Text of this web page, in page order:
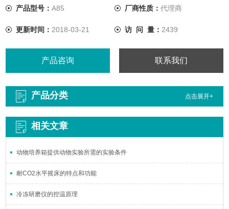
氧工作站适用于培养量较大的场合。
产品型号：A85 厂商性质： 代理商
更新时间： 2018-03-21 访 问 量： 2439
产品咨询 联系我们
产品分类 点击展开+
相关文章
动物培养箱提供动物实验所需的实验条件
耐CO2水平摇床的特点和功能
冷冻研磨仪的控温原理